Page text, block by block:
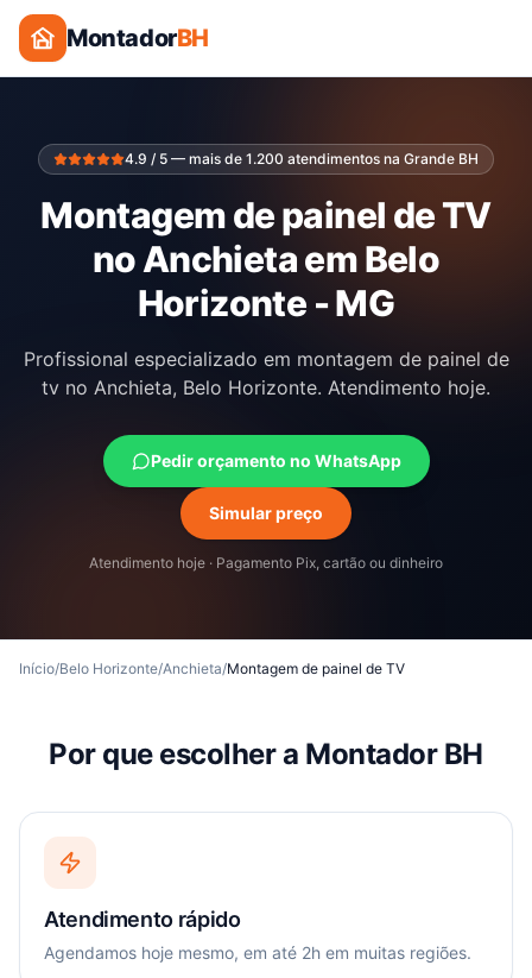
MontadorBH
4.9 / 5 — mais de 1.200 atendimentos na Grande BH
Montagem de painel de TV
no Anchieta em Belo
Horizonte - MG
Profissional especializado em montagem de painel de
tv no Anchieta, Belo Horizonte. Atendimento hoje.
Pedir orçamento no WhatsApp
Simular preço
Atendimento hoje · Pagamento Pix, cartão ou dinheiro
Início/Belo Horizonte/Anchieta/Montagem de painel de TV
Por que escolher a Montador BH
Atendimento rápido
Agendamos hoje mesmo, em até 2h em muitas regiões.